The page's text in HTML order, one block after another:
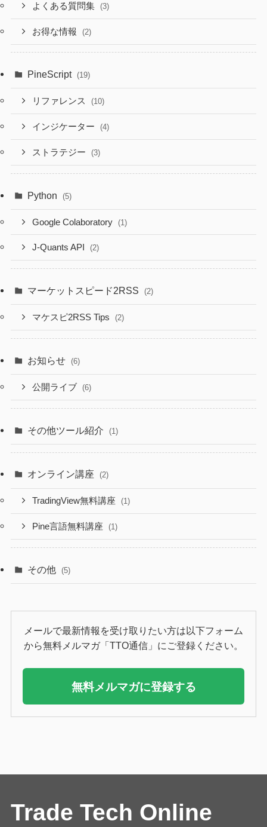
よくある質問集 (3)
お得な情報 (2)
PineScript (19)
リファレンス (10)
インジケーター (4)
ストラテジー (3)
Python (5)
Google Colaboratory (1)
J-Quants API (2)
マーケットスピード2RSS (2)
マケスピ2RSS Tips (2)
お知らせ (6)
公開ライブ (6)
その他ツール紹介 (1)
オンライン講座 (2)
TradingView無料講座 (1)
Pine言語無料講座 (1)
その他 (5)
メールで最新情報を受け取りたい方は以下フォーム
から無料メルマガ「TTO通信」にご登録ください。
無料メルマガに登録する
Trade Tech Online